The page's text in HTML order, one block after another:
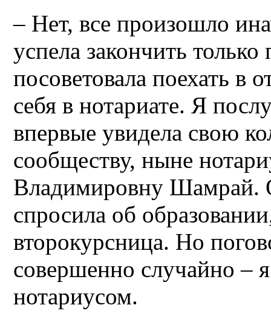
– Нет, все произошло
успела закончить
посоветовала поехать в
себя в нотариате. Я
впервые увидела свою
сообществу, ныне
Владимировну Шамрай.
спросила об
второкурсница. Но
совершенно случайно –
нотариусом.